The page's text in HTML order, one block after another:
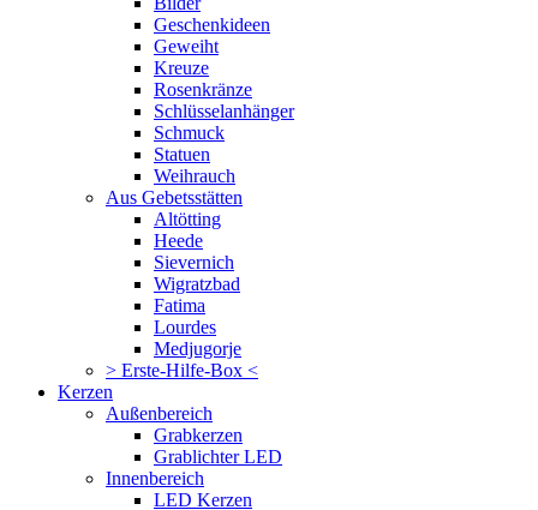
Geschenkideen
Geweiht
Kreuze
Rosenkränze
Schlüsselanhänger
Schmuck
Statuen
Weihrauch
Aus Gebetsstätten
Altötting
Heede
Sievernich
Wigratzbad
Fatima
Lourdes
Medjugorje
> Erste-Hilfe-Box <
Kerzen
Außenbereich
Grabkerzen
Grablichter LED
Innenbereich
LED Kerzen